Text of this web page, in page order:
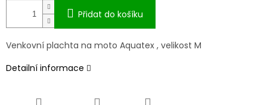
Přidat do košíku
Venkovní plachta na moto Aquatex , velikost M
Detailní informace